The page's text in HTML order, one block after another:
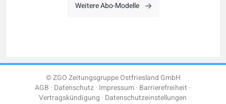
Weitere Abo-Modelle
© ZGO Zeitungsgruppe Ostfriesland GmbH
AGB Datenschutz Impressum Barrierefreiheit
Vertragskündigung Datenschutzeinstellungen